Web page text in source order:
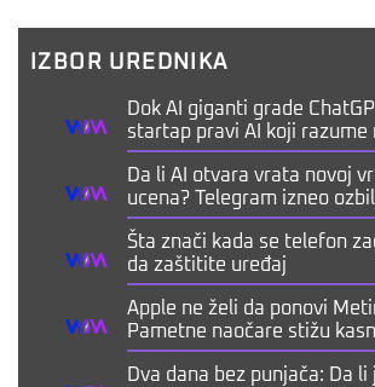
IZBOR UREDNIKA
Dok AI giganti grade
startap pravi AI koji razume
Da li AI otvara vrata novoj
ucena? Telegram izneo
Šta znači kada se telefon
da zaštitite uređaj
Apple ne želi da ponovi
Pametne naočare stižu
Dva dana bez punjača: Da li